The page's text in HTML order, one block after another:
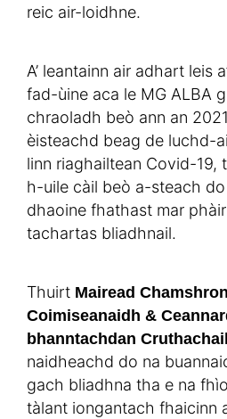
reic air-loidhne.
A’ leantainn air adhart leis
fad-ùine aca le MG ALBA
chraoladh beò ann an
èisteachd beag de luchd-
linn riaghailtean Covid-19,
h-uile càil beò a-steach
dhaoine fhathast mar
tachartas bliadhnail.
Thuirt Mairead
Coimiseanaidh &
bhanntachdan
naidheachd do na
gach bliadhna tha e na
tàlant iongantach fhaicinn